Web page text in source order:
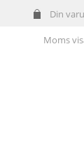
Din
Moms